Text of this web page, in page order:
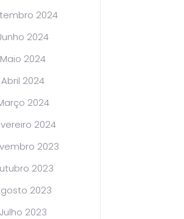
2024
2024
Maio 2024
Abril 2024
2024
2024
2023
2023
2023
Julho 2023